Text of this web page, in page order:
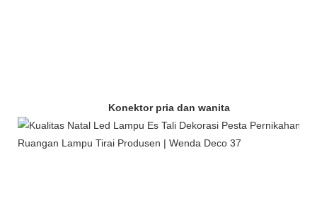
Konektor pria dan wanita